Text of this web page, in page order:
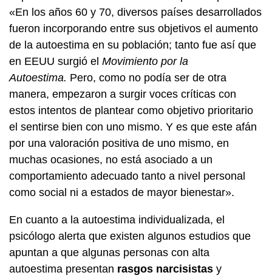
«En los años 60 y 70, diversos países desarrollados
fueron incorporando entre sus objetivos el aumento
de la autoestima en su población; tanto fue así que
en EEUU surgió el Movimiento por la
Autoestima. Pero, como no podía ser de otra
manera, empezaron a surgir voces críticas con
estos intentos de plantear como objetivo prioritario
el sentirse bien con uno mismo. Y es que este afán
por una valoración positiva de uno mismo, en
muchas ocasiones, no está asociado a un
comportamiento adecuado tanto a nivel personal
como social ni a estados de mayor bienestar».
En cuanto a la autoestima individualizada, el
psicólogo alerta que existen algunos estudios que
apuntan a que algunas personas con alta
autoestima presentan rasgos narcisistas y